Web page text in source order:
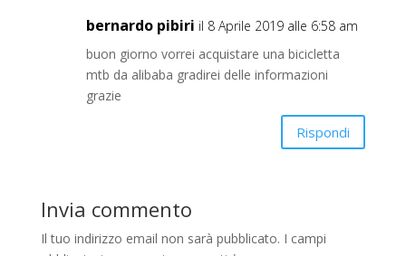
bernardo pibiri il 8 Aprile 2019 alle 6:58 am
buon giorno vorrei acquistare una bicicletta
mtb da alibaba gradirei delle informazioni
grazie
Rispondi
Invia commento
Il tuo indirizzo email non sarà pubblicato. I campi